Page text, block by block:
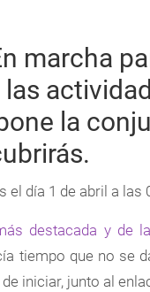
marcha
la
el día 1 de abril a las
destacada y de
tiempo que no se
iniciar, junto al